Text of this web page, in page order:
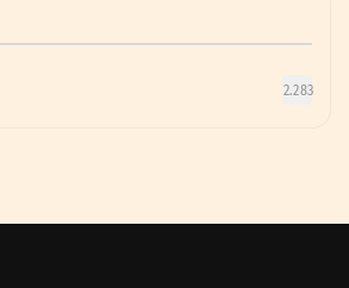
2.283